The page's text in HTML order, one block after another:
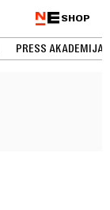
SHOP
PRESS AKADEMIJA